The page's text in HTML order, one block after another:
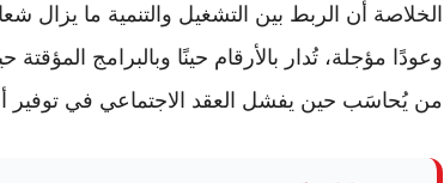
الخلاصة أن الربط بين التشغيل والتنمية ما يزال
وعودًا مؤجلة، تُدار بالأرقام حينًا وبالبرامج
من يُحاسَب حين يفشل العقد الاجتماعي في